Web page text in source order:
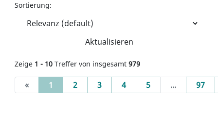
Sortierung:
Aktualisieren
Zeige 1 - 10 Treffer von insgesamt 979
« 1 (current)
2 3 4 5 ... 97